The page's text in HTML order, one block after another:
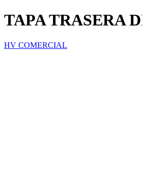
TAPA TRASERA
HV COMERCIAL